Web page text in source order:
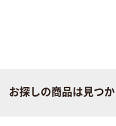
お探しの商品は見つ
サントリー 天然
水 ミネラルウォ